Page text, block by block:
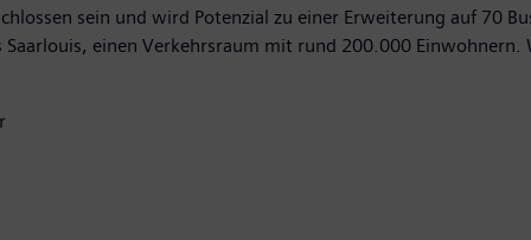
sein und wird Potenzial zu einer Erweiterung auf 70
einen Verkehrsraum mit rund 200.000